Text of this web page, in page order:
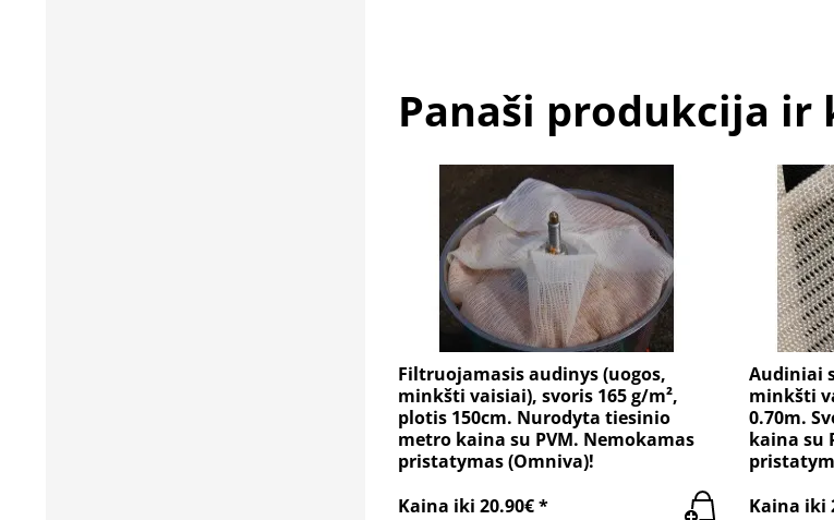
Panaši produkcija
Filtruojamasis audinys (uogos,
minkšti vaisiai), svoris 165 g/m²,
plotis 150cm. Nurodyta tiesinio
metro kaina su PVM. Nemokamas
pristatymas (Omniva)!
Kaina iki 20.90€ *
Audiniai
minkšti
0.70m.
kaina su
Kaina iki